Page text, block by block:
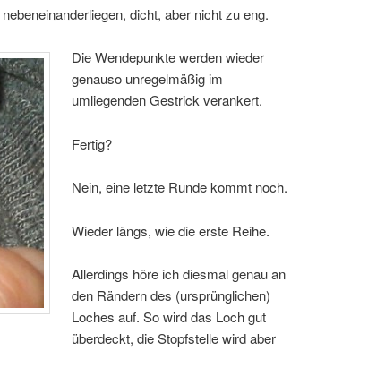
dicht, aber nicht zu eng.
Die Wendepunkte werden wieder
genauso unregelmäßig im
umliegenden Gestrick verankert.
Fertig?
Nein, eine letzte Runde kommt noch.
Wieder längs, wie die erste Reihe.
Allerdings höre ich diesmal genau an
den Rändern des (ursprünglichen)
Loches auf. So wird das Loch gut
überdeckt, die Stopfstelle wird aber